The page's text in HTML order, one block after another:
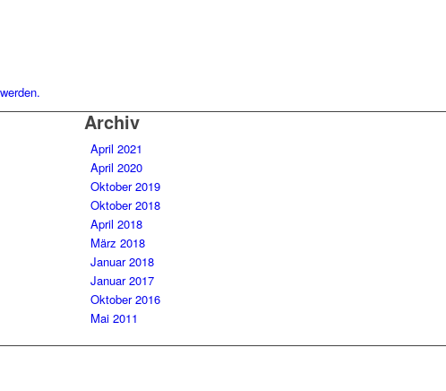
Archiv
April 2021
April 2020
Oktober 2019
Oktober 2018
April 2018
März 2018
Januar 2018
Januar 2017
Oktober 2016
Mai 2011